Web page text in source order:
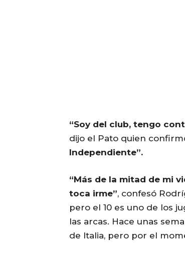
“Soy del club, tengo
dijo el Pato quien
Independiente”.
“Más de la mitad de mi
toca irme”, confesó
pero el 10 es uno de los
las arcas. Hace unas
de Italia, pero por el